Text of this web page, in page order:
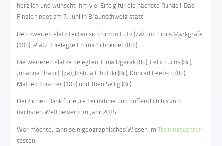
herzlich und wünscht ihm viel Erfolg für die nächste Runde! Das
Finale findet am 7. Juni in Braunschweig statt.
Den zweiten Platz teilten sich Simon Lutz (7a) und Linus Markgräfe
(10b). Platz 3 belegte Emma Schneider (8m).
Die weiteren Plätze belegten: Elma Ugarak (8d), Felix Fuchs (8c),
Johanna Brandt (7a), Joshua Libutzki (8c), Konrad Leetsch (8d),
Matteo Toischer (10b) und Theo Sellig (8c).
Herzlichen Dank für eure Teilnahme und hoffentlich bis zum
nächsten Wettbewerb im Jahr 2025!
Wer möchte, kann sein geographisches Wissen imTrainingscenter
testen.